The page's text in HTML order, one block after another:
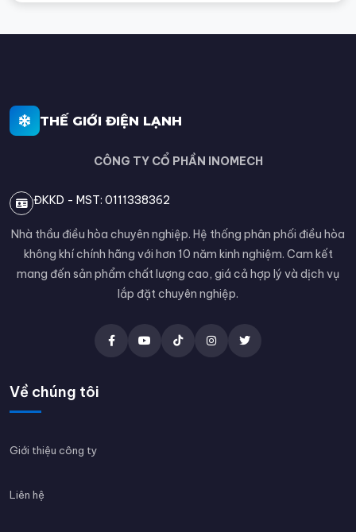
THẾ GIỚI ĐIỆN LẠNH
CÔNG TY CỔ PHẦN INOMECH
ĐKKD - MST: 0111338362
Nhà thầu điều hòa chuyên nghiệp. Hệ thống phân phối điều hòa
không khí chính hãng với hơn 10 năm kinh nghiệm. Cam kết
mang đến sản phẩm chất lượng cao, giá cả hợp lý và dịch vụ
lắp đặt chuyên nghiệp.
Về chúng tôi
Giới thiệu công ty
Liên hệ